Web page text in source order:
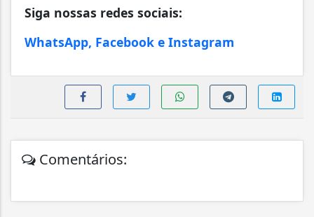
Siga nossas redes sociais:
WhatsApp, Facebook e Instagram
Comentários: